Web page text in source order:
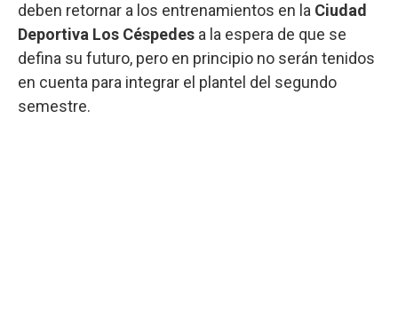
deben retornar a los entrenamientos en la Ciudad
Deportiva Los Céspedes a la espera de que se
defina su futuro, pero en principio no serán tenidos
en cuenta para integrar el plantel del segundo
semestre.